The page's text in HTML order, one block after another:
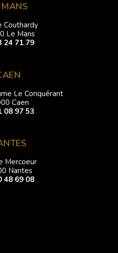
MANS
Couthardy
Le Mans
24 71 79
Le Conquérant
Caen
08 97 53
Mercoeur
Nantes
48 69 08